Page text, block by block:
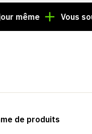
Vous souhaitez
de produits